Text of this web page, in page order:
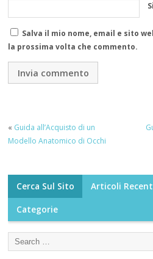
Salva il mio nome, email e sito
la prossima volta che commento.
« Guida all’Acquisto di un
Modello Anatomico di Occhi
Cerca Sul Sito Articoli
Categorie